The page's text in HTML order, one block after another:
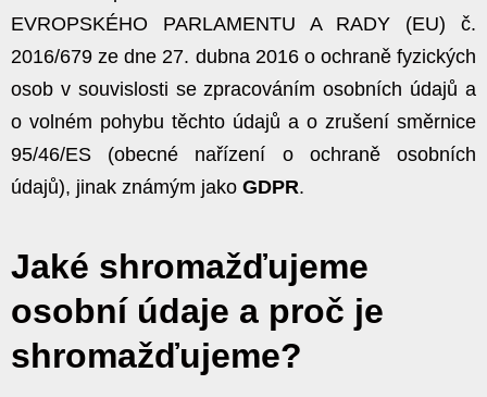
EVROPSKÉHO PARLAMENTU A RADY (EU) č.
2016/679 ze dne 27. dubna 2016 o ochraně fyzických
osob v souvislosti se zpracováním osobních údajů a
o volném pohybu těchto údajů a o zrušení směrnice
95/46/ES (obecné nařízení o ochraně osobních
údajů), jinak známým jako GDPR.
Jaké shromažďujeme
osobní údaje a proč je
shromažďujeme?